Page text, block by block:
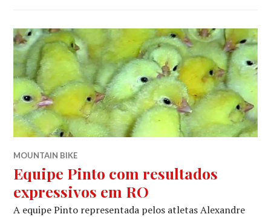
MOUNTAIN BIKE
Equipe Pinto com resultados
expressivos em RO
A equipe Pinto representada pelos atletas Alexandre